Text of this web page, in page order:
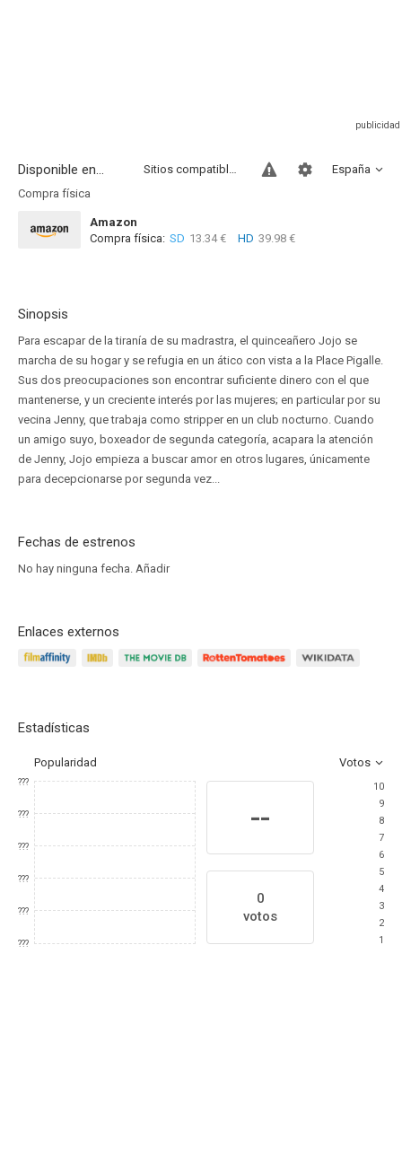
Disponible en... España
Sitios compatibles
Compra física
Amazon
Compra física: SD 13.34 € HD 39.98 €
Sinopsis
Para escapar de la tiranía de su madrastra, el quinceañero Jojo se
marcha de su hogar y se refugia en un ático con vista a la Place Pigalle.
Sus dos preocupaciones son encontrar suficiente dinero con el que
mantenerse, y un creciente interés por las mujeres; en particular por su
vecina Jenny, que trabaja como stripper en un club nocturno. Cuando
un amigo suyo, boxeador de segunda categoría, acapara la atención
de Jenny, Jojo empieza a buscar amor en otros lugares, únicamente
para decepcionarse por segunda vez...
Fechas de estrenos
No hay ninguna fecha. Añadir
Enlaces externos
Estadísticas
Popularidad Votos
???
???
???
???
???
???
--
0
votos
10
9
8
7
6
5
4
3
2
1